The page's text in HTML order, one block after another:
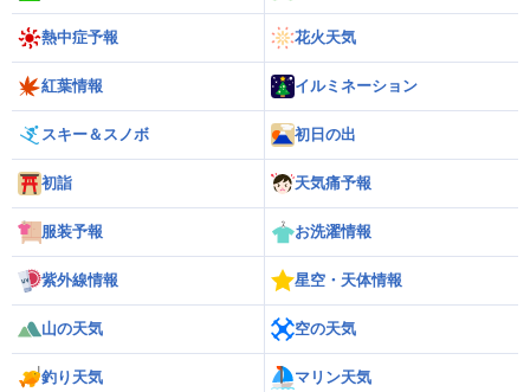
熱中症予報 花火天気
紅葉情報 イルミネーション
スキー＆スノボ 初日の出
初詣 天気痛予報
服装予報 お洗濯情報
紫外線情報 星空・天体情報
山の天気 空の天気
釣り天気 マリン天気